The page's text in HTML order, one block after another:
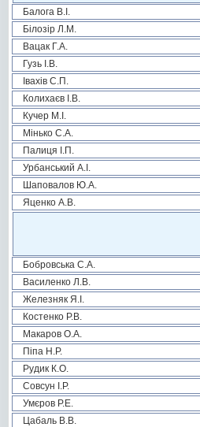
Балога В.І.
Білозір Л.М.
Вацак Г.А.
Гузь І.В.
Івахів С.П.
Колихаєв І.В.
Кучер М.І.
Мінько С.А.
Палиця І.П.
Урбанський А.І.
Шаповалов Ю.А.
Яценко А.В.
Бобровська С.А.
Василенко Л.В.
Железняк Я.І.
Костенко Р.В.
Макаров О.А.
Піпа Н.Р.
Рудик К.О.
Совсун І.Р.
Умєров Р.Е.
Цабаль В.В.